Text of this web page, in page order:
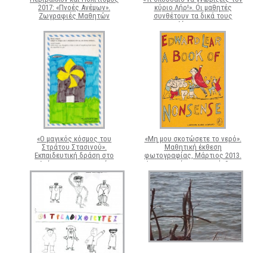
2017: «Πνοές Ανέμων».
Ζωγραφιές Μαθητών
κύριο Λήρ!». Οι μαθητές
συνθέτουν τα δικά τους
λίμερικς.
«Ο μαγικός κόσμος του
Στράτου Στασινού».
Εκπαιδευτική δράση στο
πλαίσιο της εικαστικής
έκθεσης «Στράτος Στασινός
(1945-2009)», Μάιος 2013.
Σκίτσα των ηρώων για την
ταινία "Ο Χορευτής" από
μαθητές της Ε΄ τάξης του 2ου
Δημοτικού Ηγουμενίτσας.
«Μη μου σκοτώσετε το νερό».
Μαθητική έκθεση
φωτογραφίας, Μάρτιος 2013.
Φωτογραφίες για την έκθεση
από μαθητές της Α΄ τάξης του
1oυ Γενικού Λυκείου
Ηγουμενίτσας στο πλαίσιο
προγράμματος
περιβαλλοντικής εκπαίδευσης
«ήχοι και εικόνες του νερού».